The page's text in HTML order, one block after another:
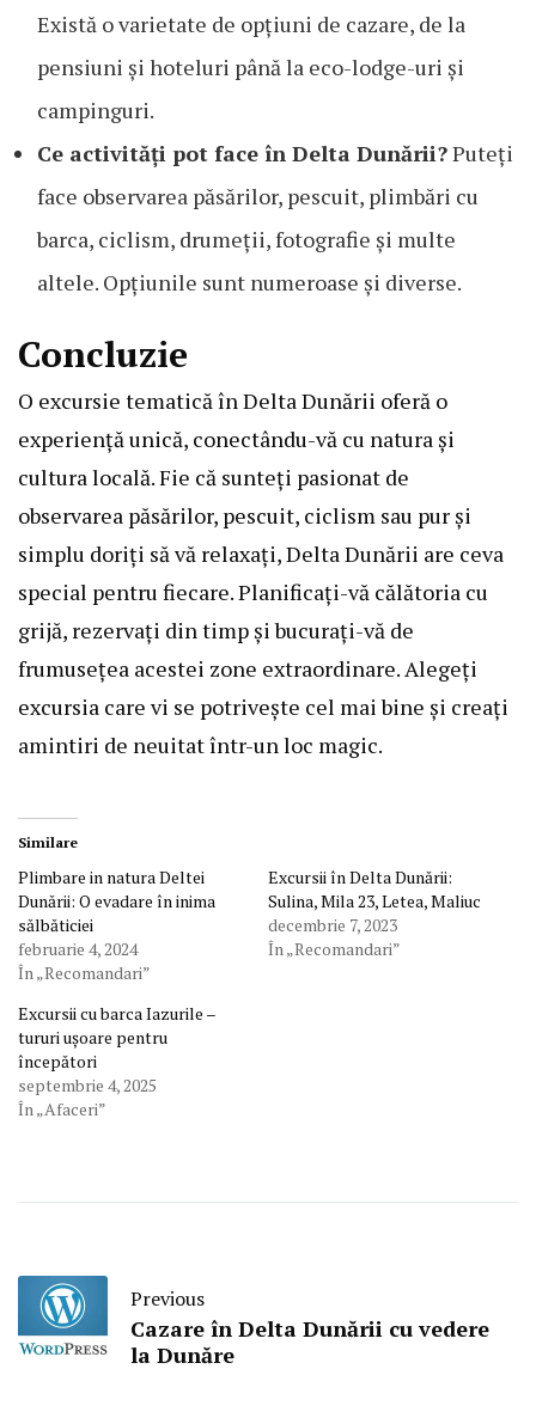
Există o varietate de opțiuni de cazare, de la
pensiuni și hoteluri până la eco-lodge-uri și
campinguri.
Ce activități pot face în Delta Dunării?Puteți
face observarea păsărilor, pescuit, plimbări cu
barca, ciclism, drumeții, fotografie și multe
altele. Opțiunile sunt numeroase și diverse.
Concluzie
O excursie tematică în Delta Dunării oferă o
experiență unică, conectându-vă cu natura și
cultura locală. Fie că sunteți pasionat de
observarea păsărilor, pescuit, ciclism sau pur și
simplu doriți să vă relaxați, Delta Dunării are ceva
special pentru fiecare. Planificați-vă călătoria cu
grijă, rezervați din timp și bucurați-vă de
frumusețea acestei zone extraordinare. Alegeți
excursia care vi se potrivește cel mai bine și creați
amintiri de neuitat într-un loc magic.
Similare
Plimbare in natura Deltei
Dunării: O evadare în inima
sălbăticiei
februarie 4, 2024
În „Recomandari”
Excursii în Delta Dunării:
Sulina, Mila 23, Letea, Maliuc
decembrie 7, 2023
În „Recomandari”
Excursii cu barca Iazurile –
tururi ușoare pentru
începători
septembrie 4, 2025
În „Afaceri”
Previous
Cazare în Delta Dunării cu vedere
la Dunăre